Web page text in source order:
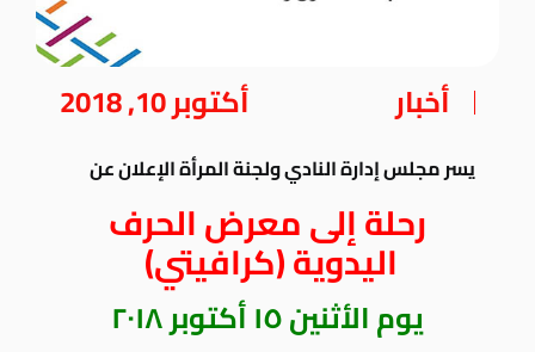
أخبار أكتوبر 10, 2018
يسر مجلس إدارة النادي ولجنة المرأة الإعلان عن
رحلة إلى معرض الحرف
اليدوية (كرافيتي)
يوم الأثنين ١٥ أكتوبر ٢٠١٨